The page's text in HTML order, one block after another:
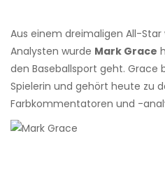
Aus einem dreimaligen All-
Analysten wurde Mark Grace
den Baseballsport geht. Grace
Spielerin und gehört heute zu
Farbkommentatoren und -